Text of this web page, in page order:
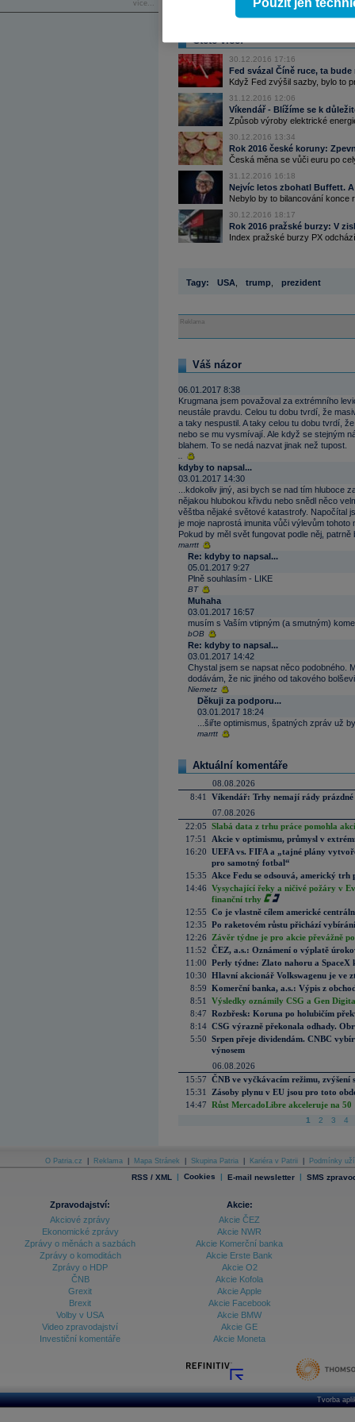
více...
Zdroj: NYTimes
Čtěte více:
30.12.2016 17:16
Fed svázal Číně ruce, ta
Když Fed zvýšil sazby, bylo to
31.12.2016 12:06
Víkendář - Blížíme se k
Způsob výroby elektrické
30.12.2016 13:34
Rok 2016 české koruny:
Česká měna se vůči euru po
31.12.2016 16:18
Nejvíc letos zbohatl Buffett.
Nebylo by to bilancování konce
30.12.2016 18:17
Rok 2016 pražské burzy: V
Index pražské burzy PX
Tagy: USA trump prezident
Reklama
Váš názor
06.01.2017 8:38
Krugmana jsem považoval za extrémního
neustále pravdu. Celou tu dobu tvrdí, že
a taky nespustil. A taky celou tu dobu tvrdí,
nebo se mu vysmívají. Ale když se stejným
blahem. To se nedá nazvat jinak než tupost.
kdyby to napsal...
03.01.2017 14:30
...kdokoliv jiný, asi bych se nad tím hluboce
nějakou hlubokou křivdu nebo snědl něco
věštba nějaké světové katastrofy. Napočítal
je moje naprostá imunita vůči výlevům
Pokud by měl svět fungovat podle něj,
marrtt
Re: kdyby to napsal...
05.01.2017 9:27
Plně souhlasím - LIKE
BT
Muhaha
03.01.2017 16:57
musím s Vaším vtipným (a smutným)
bOB
Re: kdyby to napsal...
03.01.2017 14:42
Chystal jsem se napsat něco podobného.
dodávám, že nic jiného od takového
Niemetz
Děkuji za podporu...
03.01.2017 18:24
...šiřte optimismus, špatných zpráv už
marrtt
Aktuální komentáře
08.08.2026
8:41
Víkendář: Trhy nemají rády prázdné
07.08.2026
22:05 Slabá data z trhu práce pomohla
17:51
Akcie v optimismu, průmysl v
16:20 UEFA vs. FIFA a „tajné plány
pro samotný fotbal“
15:35
Akce Fedu se odsouvá, americký
14:46 Vysychající řeky a ničivé požáry v
finanční trhy
12:55 Co je vlastně cílem americké
12:35 Po raketovém růstu přichází
12:26
Závěr týdne je pro akcie převážně
11:52 ČEZ, a.s.: Oznámení o výplatě
11:00 Perly týdne: Zlato nahoru a SpaceX
10:30 Hlavní akcionář Volkswagenu je ve
8:59 Komerční banka, a.s.: Výpis z
8:51
Výsledky oznámily CSG a Gen
8:47 Rozbřesk: Koruna po holubičím
8:14 CSG výrazně překonala odhady.
5:50 Srpen přeje dividendám. CNBC
výnosem
06.08.2026
15:57 ČNB ve vyčkávacím režimu, zvýšení
15:31
Zásoby plynu v EU jsou pro toto
14:47 Růst MercadoLibre akceleruje na
1 2 3 4
O Patria.cz Reklama Mapa Stránek Skupina Patria Kariéra v Patrii Podmínky
RSS / XML | Cookies | E-mail newsletter | SMS
Zpravodajství:
Akciové zprávy
Ekonomické zprávy
Zprávy o měnách a sazbách
Zprávy o komoditách
Zprávy o HDP
ČNB
Grexit
Brexit
Volby v USA
Video zpravodajství
Investiční komentáře
Akcie:
Akcie ČEZ
Akcie NWR
Akcie Komerční banka
Akcie Erste Bank
Akcie O2
Akcie Kofola
Akcie Apple
Akcie Facebook
Akcie BMW
Akcie GE
Akcie Moneta
Tvorba
Použít jen